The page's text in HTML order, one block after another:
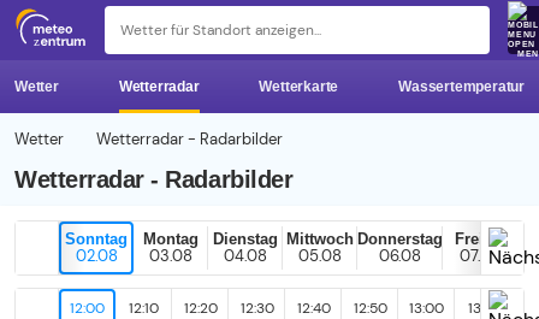
z
Wetter Wetterradar Wetterkarte Wassertemperatur
Wetter Wetterradar - Radarbilder
Wetterradar - Radarbilder
Sonntag
02.08
Montag
03.08
Dienstag
04.08
Mittwoch
05.08
Donnerstag
06.08
Freitag
07.08
12:00 12:10 12:20 12:30 12:40 12:50 13:00 13:10